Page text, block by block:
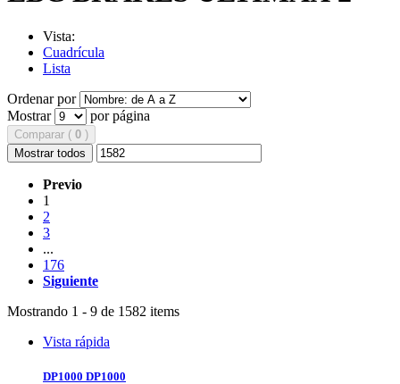
Vista:
Cuadrícula
Lista
Ordenar por
Mostrar
por página
Comparar ( 0 )
Mostrar todos
Previo
1
2
3
...
176
Siguiente
Mostrando 1 - 9 de 1582 items
Vista rápida
DP1000 DP1000